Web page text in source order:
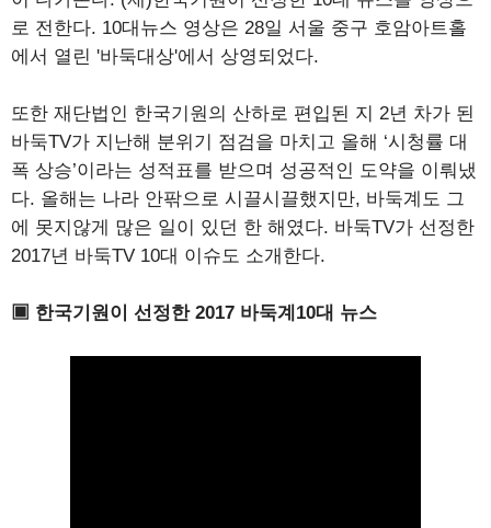
로 전한다. 10대뉴스 영상은 28일 서울 중구 호암아트홀
에서 열린 '바둑대상'에서 상영되었다.
또한 재단법인 한국기원의 산하로 편입된 지 2년 차가 된
바둑TV가 지난해 분위기 점검을 마치고 올해 ‘시청률 대
폭 상승’이라는 성적표를 받으며 성공적인 도약을 이뤄냈
다. 올해는 나라 안팎으로 시끌시끌했지만, 바둑계도 그
에 못지않게 많은 일이 있던 한 해였다. 바둑TV가 선정한
2017년 바둑TV 10대 이슈도 소개한다.
▣ 한국기원이 선정한 2017 바둑계10대 뉴스